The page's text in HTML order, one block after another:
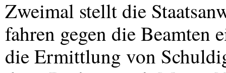
Zweimal stellt die
fahren gegen die
die Ermittlung von